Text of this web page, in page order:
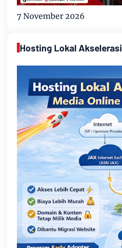
7 November 2026
Hosting Lokal Akselerasi